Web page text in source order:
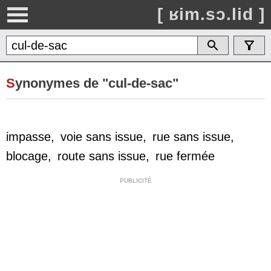
[ ʁim.sɔ.lid ]
Synonymes de "cul-de-sac"
impasse, voie sans issue, rue sans issue,
blocage, route sans issue, rue fermée
PUBLICITÉ